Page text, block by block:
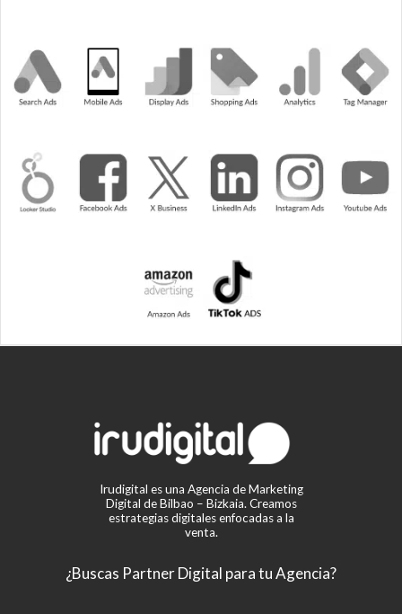
Irudigital es una Agencia de Marketing
Digital de Bilbao – Bizkaia. Creamos
estrategias digitales enfocadas a la
venta.
¿Buscas Partner Digital para tu Agencia?